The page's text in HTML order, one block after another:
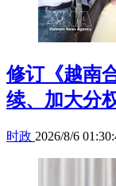
修订《越南
续、加大分
时政 2026/8/6